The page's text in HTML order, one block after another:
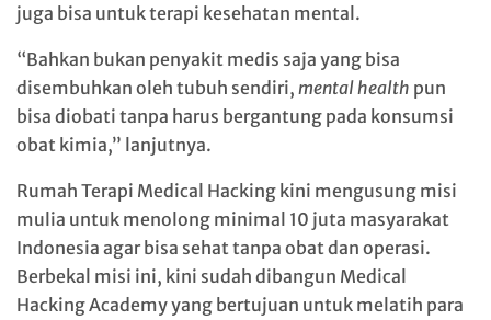
juga bisa untuk terapi kesehatan mental.
“Bahkan bukan penyakit medis saja yang bisa
disembuhkan oleh tubuh sendiri, mental health pun
bisa diobati tanpa harus bergantung pada konsumsi
obat kimia,” lanjutnya.
Rumah Terapi Medical Hacking kini mengusung misi
mulia untuk menolong minimal 10 juta masyarakat
Indonesia agar bisa sehat tanpa obat dan operasi.
Berbekal misi ini, kini sudah dibangun Medical
Hacking Academy yang bertujuan untuk melatih para